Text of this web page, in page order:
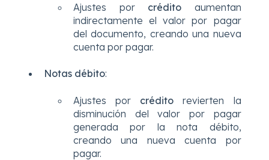
Ajustes por crédito aumentan
indirectamente el valor por pagar
del documento, creando una nueva
cuenta por pagar.
Notas débito:
Ajustes por crédito revierten la
disminución del valor por pagar
generada por la nota débito,
creando una nueva cuenta por
pagar.